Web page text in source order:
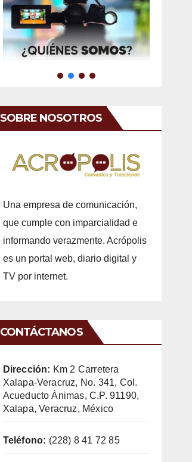
SOBRE NOSOTROS
Una empresa de comunicación,
que cumple con imparcialidad e
informando verazmente. Acrópolis
es un portal web, diario digital y
TV por internet.
CONTÁCTANOS
Dirección: Km 2 Carretera
Xalapa-Veracruz, No. 341, Col.
Acueducto Ánimas, C.P. 91190,
Xalapa, Veracruz, México
Teléfono: (228) 8 41 72 85